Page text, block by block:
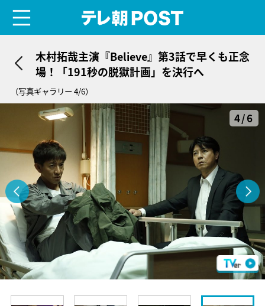
木村拓哉主演『Believe』第3話で早くも正念
場！「191秒の脱獄計画」を決行へ
（写真ギャラリー 4/6）
4/6